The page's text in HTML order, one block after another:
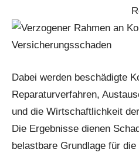
Dabei werden beschädigte
Reparaturverfahren,
und die Wirtschaftlichkeit
Die Ergebnisse dienen
belastbare Grundlage für die